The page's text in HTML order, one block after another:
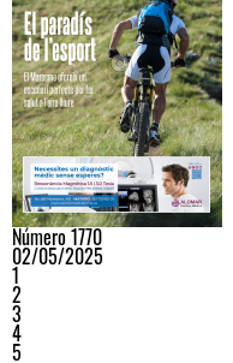
Número 1770
02/05/2025
1
2
3
4
5